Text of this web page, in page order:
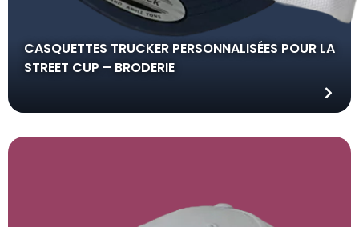
CASQUETTES TRUCKER PERSONNALISÉES POUR LA
STREET CUP – BRODERIE